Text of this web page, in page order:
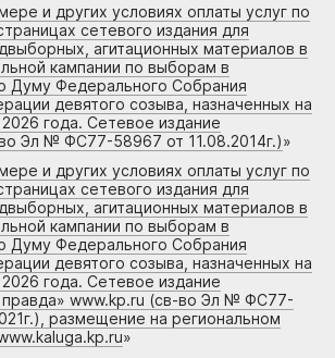
и других условиях оплаты услуг по
сетевого издания для
агитационных материалов в
кампании по выборам в
Думу Федерального Собрания
девятого созыва, назначенных на
года. Сетевое издание
Эл № ФС77-58967 от 11.08.2014г.)»
и других условиях оплаты услуг по
сетевого издания для
агитационных материалов в
кампании по выборам в
Думу Федерального Собрания
девятого созыва, назначенных на
года. Сетевое издание
www.kp.ru (св-во Эл № ФС77-
размещение на региональном
»